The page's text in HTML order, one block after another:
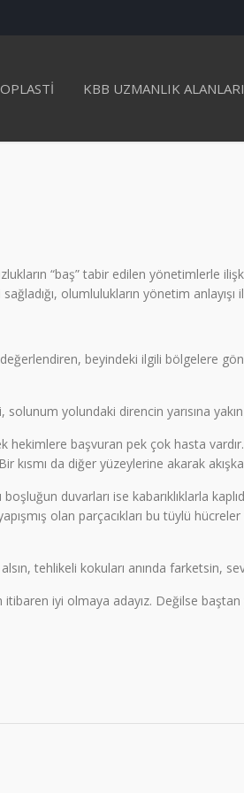
KBB UZMANLIK ALANLARI
“baş” tabir edilen yönetimlerle
olumlulukların yönetim anlayışı
beyindeki ilgili bölgelere
yolundaki direncin yarısına
hekimlere başvuran pek çok hasta
da diğer yüzeylerine akarak
duvarları ise kabarıklıklarla
olan parçacıkları bu tüylü
tehlikeli kokuları anında farketsin,
iyi olmaya adayız. Değilse